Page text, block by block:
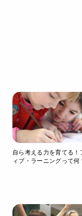
自ら考える力を育てる！
ィブ・ラーニングって何